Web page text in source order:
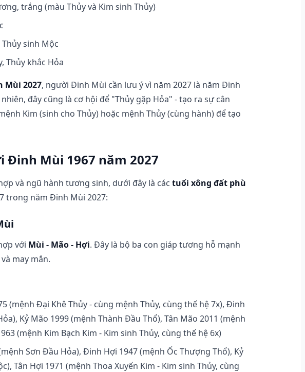
trắng (màu Thủy và Kim sinh Thủy)
sinh Mộc
Thủy khắc Hỏa
Mùi 2027, người Đinh Mùi cần lưu ý vì năm 2027 là năm Đinh
đây cũng là cơ hội để "Thủy gặp Hỏa" - tạo ra sự cân
Kim (sinh cho Thủy) hoặc mệnh Thủy (cùng hành) để tạo
Đinh Mùi 1967 năm 2027
và ngũ hành tương sinh, dưới đây là cáctuổi xông đất phù
trong năm Đinh Mùi 2027:
với Mùi - Mão - Hợi. Đây là bộ ba con giáp tương hỗ mạnh
may mắn.
(mệnh Đại Khê Thủy - cùng mệnh Thủy, cùng thế hệ 7x), Đinh
Kỷ Mão 1999 (mệnh Thành Đầu Thổ), Tân Mão 2011 (mệnh
(mệnh Kim Bạch Kim - Kim sinh Thủy, cùng thế hệ 6x)
Sơn Đầu Hỏa), Đinh Hợi 1947 (mệnh Ốc Thượng Thổ), Kỷ
Tân Hợi 1971 (mệnh Thoa Xuyến Kim - Kim sinh Thủy, cùng